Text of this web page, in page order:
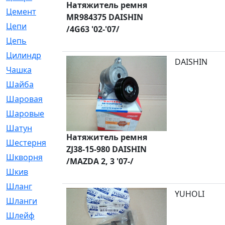
Цемент
[1]
Цепи
[314]
Цепь
Цилиндр
[55]
Чашка
[695]
Шайба
[37]
Шаровая
[900]
Шаровые
[1]
Шатун
[226]
Шестерня
[33]
Шкворня
[118]
Шкив
Шланг
[476]
Шланги
[36]
Шлейф
[70]
Натяжитель ремня
MR984375 DAISHIN
/4G63 '02-'07/
Натяжитель ремня
ZJ38-15-980 DAISHIN
/MAZDA 2, 3 '07-/
DAISHIN
YUHOLI